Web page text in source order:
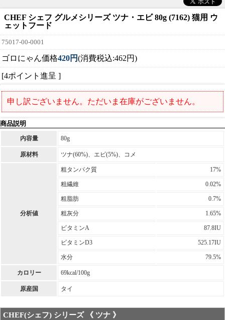
CHEF シェフ グルメシリーズ ツナ・エビ 80g (7162) 猫用 ウ
ェットフード
75017-00-0001
ゴロにゃん価格420円(消費税込:462円)
[4ポイント進呈 ]
申し訳ございません。ただいま在庫がございません。
商品説明
内容量 80g
原材料 ツナ(60%)、エビ(5%)、コメ
分析値
粗タンパク質 17%
粗繊維 0.02%
粗脂肪 0.7%
粗灰分 1.65%
ビタミンA 87.8IU
ビタミンD3 525.17IU
水分 79.5%
カロリー 69kcal/100g
原産国 タイ
CHEF(シェフ) シリーズ 《 ツナ 》